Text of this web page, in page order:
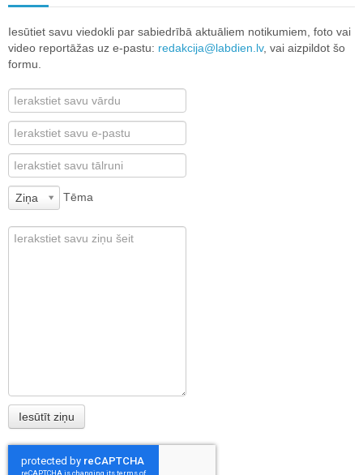
Iesūtiet savu viedokli par sabiedrībā aktuāliem notikumiem, foto vai
video reportāžas uz e-pastu: redakcija@labdien.lv, vai aizpildot šo
formu.
Ziņa Tēma